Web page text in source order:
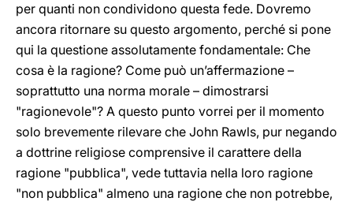
per quanti non condividono questa fede. Dovremo
ancora ritornare su questo argomento, perché si pone
qui la questione assolutamente fondamentale: Che
cosa è la ragione? Come può un’affermazione –
soprattutto una norma morale – dimostrarsi
"ragionevole"? A questo punto vorrei per il momento
solo brevemente rilevare che John Rawls, pur negando
a dottrine religiose comprensive il carattere della
ragione "pubblica", vede tuttavia nella loro ragione
"non pubblica" almeno una ragione che non potrebbe,